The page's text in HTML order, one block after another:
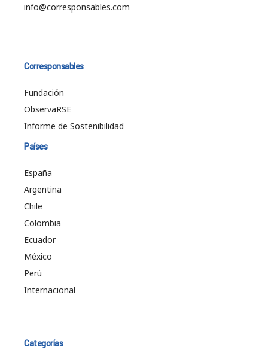
info@corresponsables.com
Corresponsables
Fundación
ObservaRSE
Informe de Sostenibilidad
Países
España
Argentina
Chile
Colombia
Ecuador
México
Perú
Internacional
Categorías